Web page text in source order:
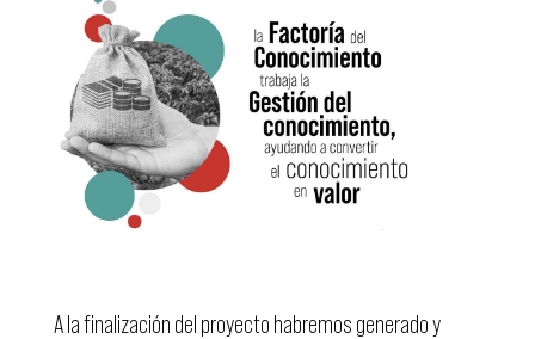
A la finalización del proyecto habremos generado y